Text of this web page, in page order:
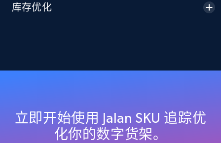
and more.
URL, Domain, Country code, Model number,
Sku, Product id, Product name, Manufacturer,
and more.
库存优化
立即开始使用 Jalan SKU 追踪优
化你的数字货架。